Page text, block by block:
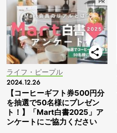
ライフ・ピープル
2024.12.26
【コーヒーギフト券500円分
を抽選で50名様にプレゼン
ト！】「Mart白書2025」ア
ンケートにご協力ください